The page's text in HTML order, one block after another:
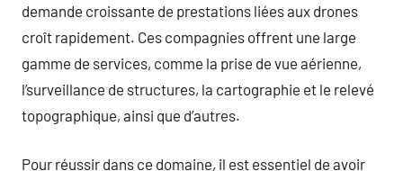
demande croissante de prestations liées aux drones
croît rapidement. Ces compagnies offrent une large
gamme de services, comme la prise de vue aérienne,
l’surveillance de structures, la cartographie et le relevé
topographique, ainsi que d’autres.
Pour réussir dans ce domaine, il est essentiel de avoir